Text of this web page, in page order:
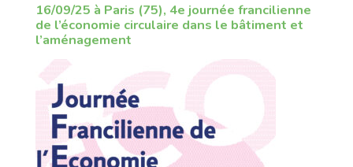
16/09/25 à Paris (75), 4e journée francilienne
de l’économie circulaire dans le bâtiment et
l’aménagement